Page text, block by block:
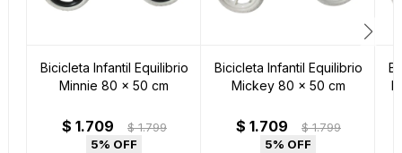
Bicicleta Infantil Equilibrio
Minnie 80 x 50 cm
$ 1.709 $ 1.799
5
Bicicleta Infantil Equilibrio
Mickey 80 x 50 cm
$ 1.709 $ 1.799
5